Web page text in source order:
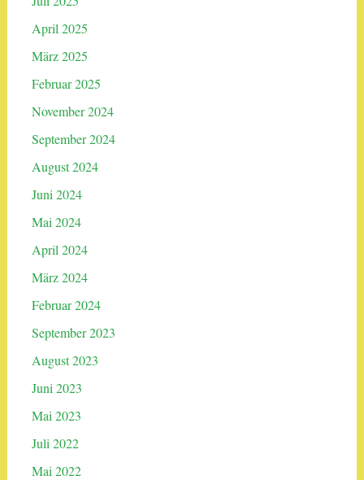
April 2025
März 2025
Februar 2025
November 2024
September 2024
August 2024
Juni 2024
Mai 2024
April 2024
März 2024
Februar 2024
September 2023
August 2023
Juni 2023
Mai 2023
Juli 2022
Mai 2022